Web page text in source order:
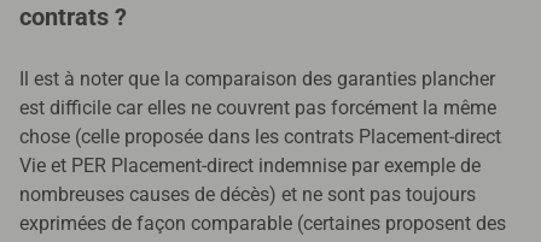
contrats ?
Il est à noter que la comparaison des garanties plancher
est difficile car elles ne couvrent pas forcément la même
chose (celle proposée dans les contrats Placement-direct
Vie et PER Placement-direct indemnise par exemple de
nombreuses causes de décès) et ne sont pas toujours
exprimées de façon comparable (certaines proposent des